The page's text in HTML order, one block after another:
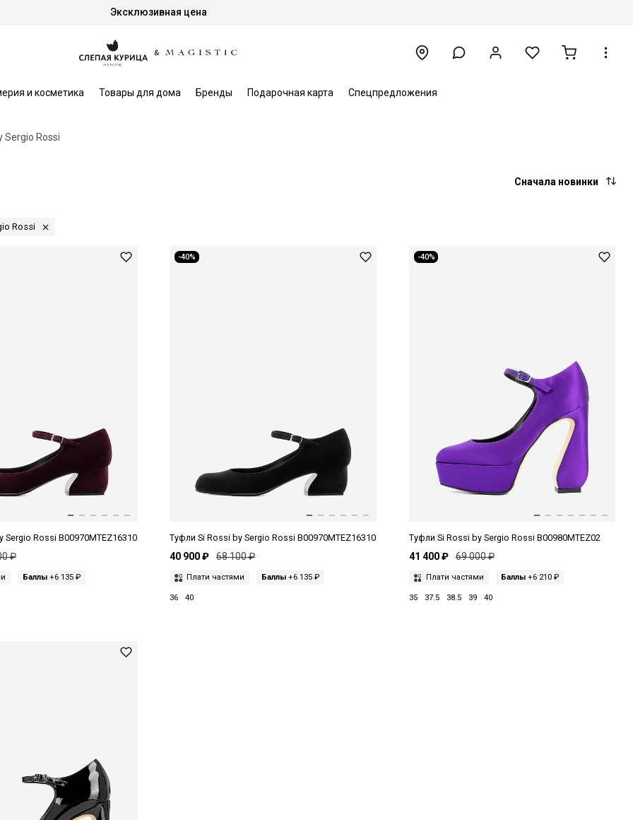
Эксклюзивная цена
и косметика Товары для дома Бренды Подарочная карта Спецпредложения
Sergio Rossi
Сначала новинки
Rossi
Sergio Rossi B00970MTEZ16310
₽
Баллы +6 135 ₽
-40%
Туфли Si Rossi by Sergio Rossi B00970MTEZ16310
40 900 ₽ 68 100 ₽
Плати частями Баллы +6 135 ₽
36 40
-40%
Туфли Si Rossi by Sergio Rossi B00980MTEZ02
41 400 ₽ 69 000 ₽
Плати частями Баллы+6 210 ₽
35 37.5 38.5 39 40